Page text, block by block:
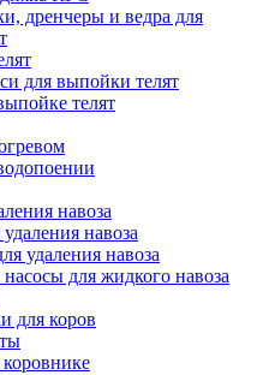
дренчеры и ведра для
для выпойки телят
телят
навоза
навоза
удаления навоза
для жидкого навоза
для коров